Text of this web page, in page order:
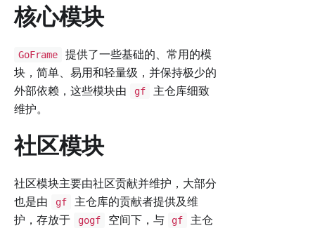
核心模块
GoFrame
提供了一些基础的、常用的模
块，简单、易用和轻量级，并保持极少的
外部依赖，这些模块由
gf
主仓库细致
维护。
社区模块
社区模块主要由社区贡献并维护，大部分
也是由
gf
主仓库的贡献者提供及维
护，存放于
gogf 空间下，与 gf
主仓